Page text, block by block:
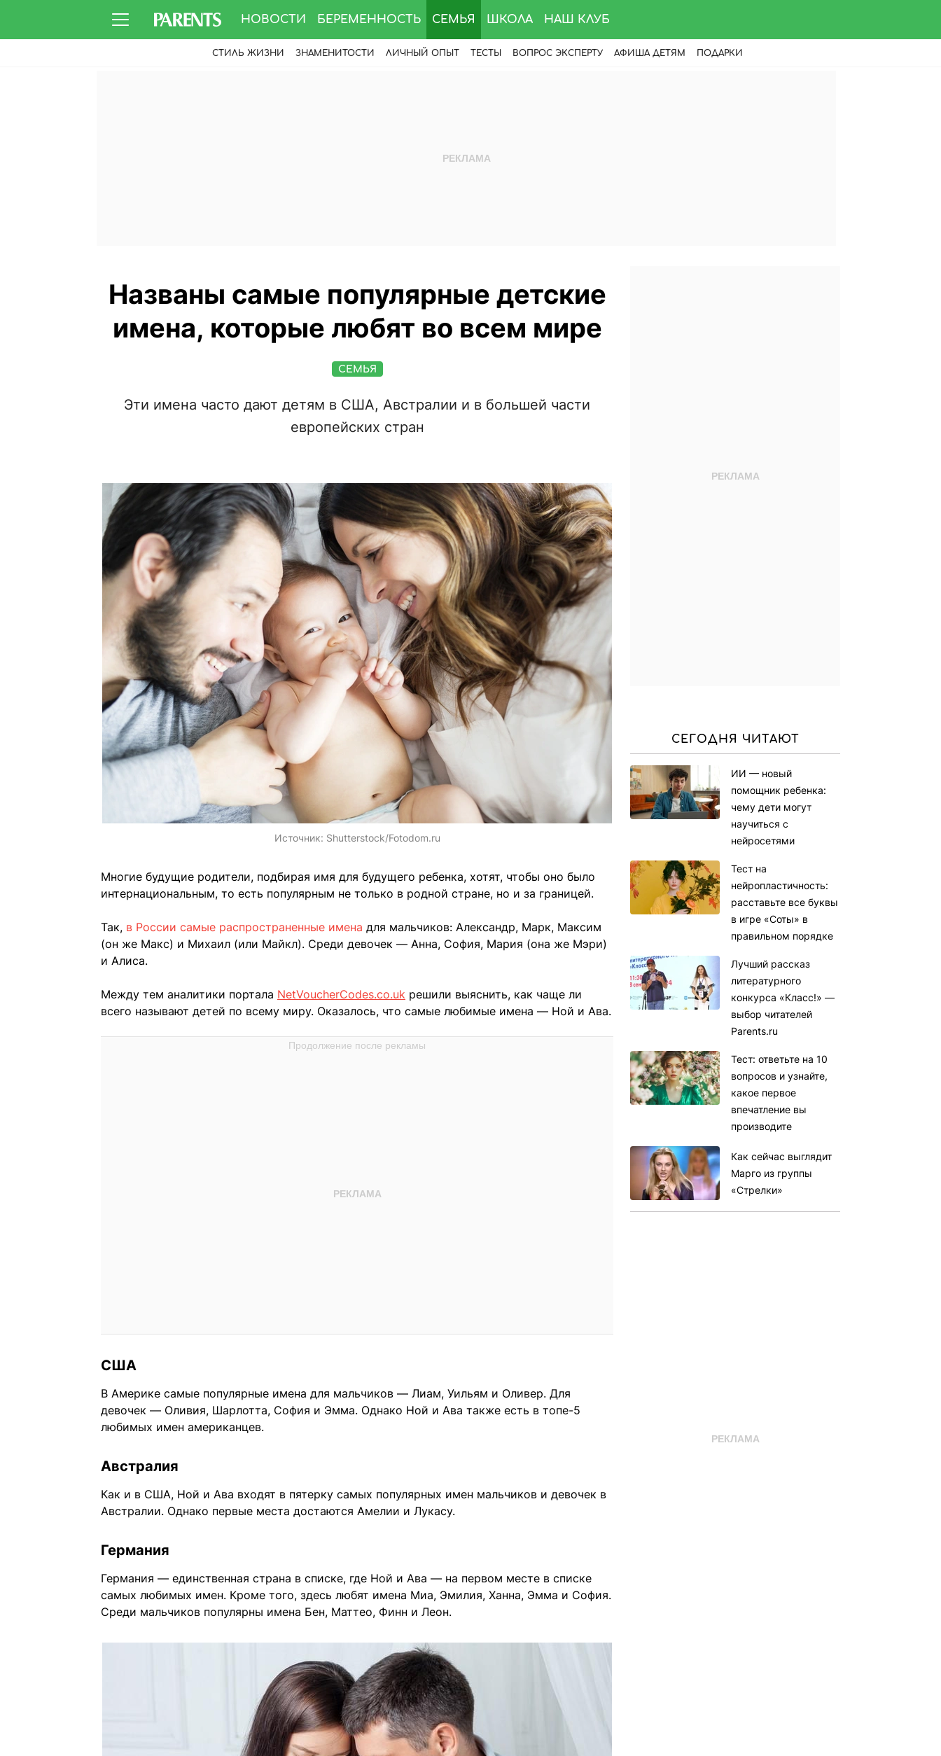
НОВОСТИ БЕРЕМЕННОСТЬ СЕМЬЯ ШКОЛА НАШ КЛУБ
СТИЛЬ ЖИЗНИ ЗНАМЕНИТОСТИ ЛИЧНЫЙ ОПЫТ ТЕСТЫ ВОПРОС ЭКСПЕРТУ АФИША ДЕТЯМ ПОДАРКИ
Названы самые популярные детские
имена, которые любят во всем мире
СЕМЬЯ
Эти имена часто дают детям в США, Австралии и в большей части
европейских стран
Источник: Shutterstock/Fotodom.ru
Многие будущие родители, подбирая имя для будущего ребенка, хотят, чтобы оно было
интернациональным, то есть популярным не только в родной стране, но и за границей.
Так, в России самые распространенные имена для мальчиков: Александр, Марк, Максим
(он же Макс) и Михаил (или Майкл). Среди девочек — Анна, София, Мария (она же Мэри)
и Алиса.
Между тем аналитики портала NetVoucherCodes.co.uk решили выяснить, как чаще ли
всего называют детей по всему миру. Оказалось, что самые любимые имена — Ной и Ава.
США
В Америке самые популярные имена для мальчиков — Лиам, Уильям и Оливер. Для
девочек — Оливия, Шарлотта, София и Эмма. Однако Ной и Ава также есть в топе-5
любимых имен американцев.
Австралия
Как и в США, Ной и Ава входят в пятерку самых популярных имен мальчиков и девочек в
Австралии. Однако первые места достаются Амелии и Лукасу.
Германия
Германия — единственная страна в списке, где Ной и Ава — на первом месте в списке
самых любимых имен. Кроме того, здесь любят имена Миа, Эмилия, Ханна, Эмма и София.
Среди мальчиков популярны имена Бен, Маттео, Финн и Леон.
СЕГОДНЯ ЧИТАЮТ
ИИ — новый
помощник ребенка:
чему дети могут
научиться с
нейросетями
Тест на
нейропластичность:
расставьте все буквы
в игре «Соты» в
правильном порядке
Лучший рассказ
литературного
конкурса «Класс!» —
выбор читателей
Parents.ru
Тест: ответьте на 10
вопросов и узнайте,
какое первое
впечатление вы
производите
Как сейчас выглядит
Марго из группы
«Стрелки»